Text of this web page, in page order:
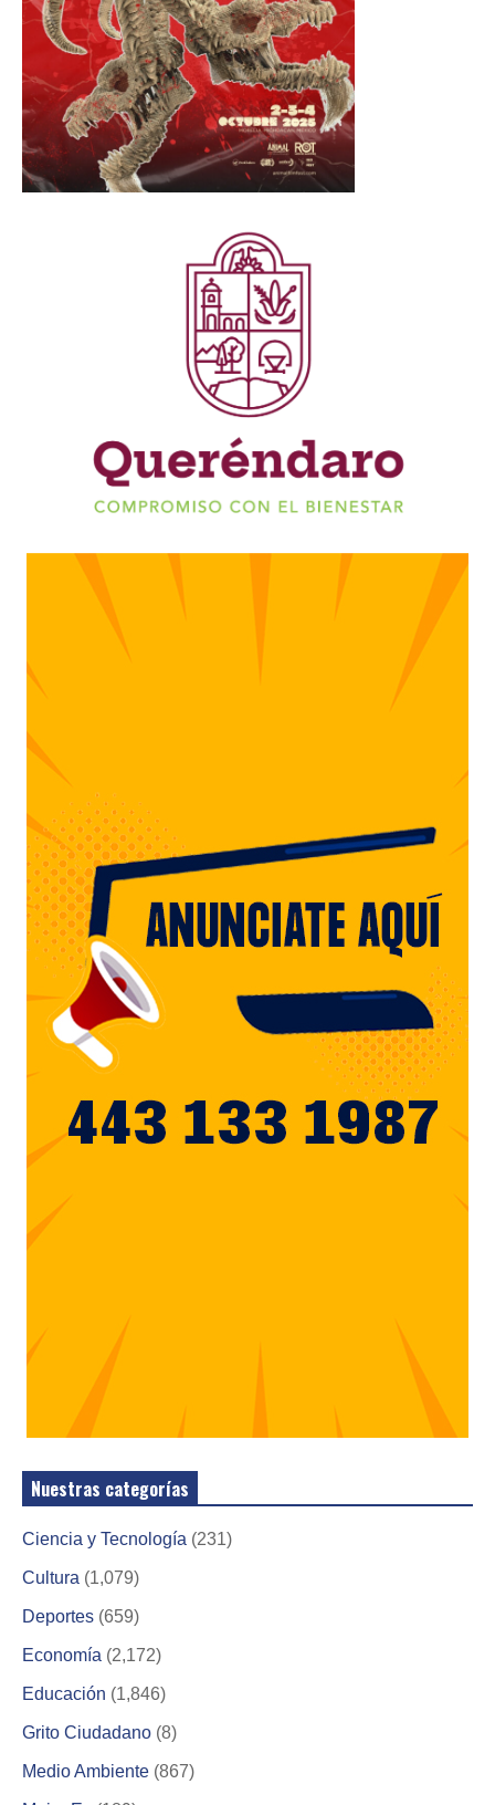
Nuestras categorías
Ciencia y Tecnología (231)
Cultura (1,079)
Deportes (659)
Economía (2,172)
Educación (1,846)
Grito Ciudadano (8)
Medio Ambiente (867)